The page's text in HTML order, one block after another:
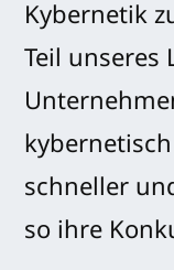
Kybernetik
Teil unseres
schneller
so ihre